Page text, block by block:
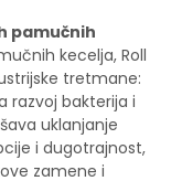
pamučnih
kecelja, Roll
tretmane:
razvoj bakterija i
uklanjanje
i dugotrajnost,
zamene i